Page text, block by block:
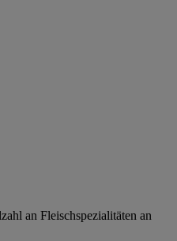
an Fleischspezialitäten an